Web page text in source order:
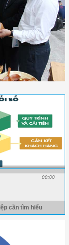
00:00
cần tìm hiểu